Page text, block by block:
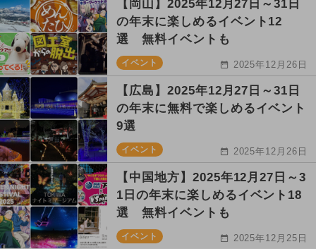
【岡山】2025年12月27日～31日
の年末に楽しめるイベント12
選 無料イベントも
イベント 2025年12月26日
【広島】2025年12月27日～31日
の年末に無料で楽しめるイベント
9選
イベント 2025年12月26日
【中国地方】2025年12月27日～3
1日の年末に楽しめるイベント18
選 無料イベントも
イベント 2025年12月25日